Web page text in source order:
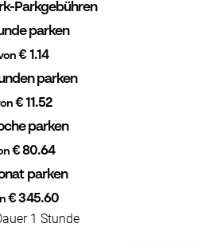
Parkgebühren
parken
€ 1.14
parken
€ 11.52
parken
€ 80.64
parken
€ 345.60
1 Stunde